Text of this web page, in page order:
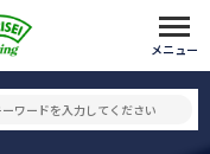
メニュー